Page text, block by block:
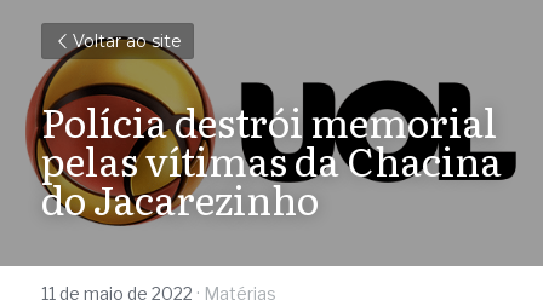
Voltar ao site
Polícia destrói memorial
pelas vítimas da Chacina
do Jacarezinho
11 de maio de 2022 · Matérias